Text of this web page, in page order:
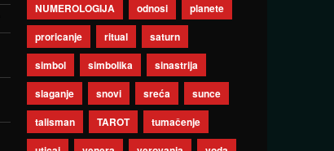
NUMEROLOGIJA
odnosi
planete
proricanje
ritual
saturn
simbol
simbolika
sinastrija
slaganje
snovi sreća
sunce
talisman
TAROT
tumačenje